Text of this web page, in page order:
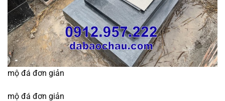
mộ đá đơn giản
mộ đá đơn giản